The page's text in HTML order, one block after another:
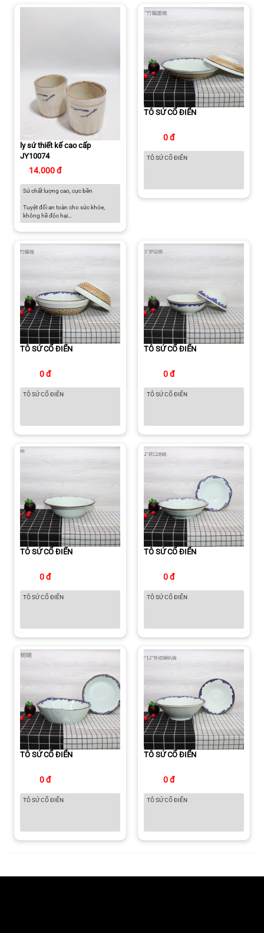
ly sứ thiết kế cao cấp
JY10074
14.000 đ
Sứ chất lượng cao, cực bền
Tuyệt đối an toàn cho sức khỏe,
không hề độc hại
Có thể sử dụng trong lò vi sóng, lò
TÔ SỨ CỔ ĐIỂN
0 đ
TÔ SỨ CỔ ĐIỂN
TÔ SỨ CỔ ĐIỂN
0 đ
TÔ SỨ CỔ ĐIỂN
TÔ SỨ CỔ ĐIỂN
0 đ
TÔ SỨ CỔ ĐIỂN
TÔ SỨ CỔ ĐIỂN
0 đ
TÔ SỨ CỔ ĐIỂN
TÔ SỨ CỔ ĐIỂN
0 đ
TÔ SỨ CỔ ĐIỂN
TÔ SỨ CỔ ĐIỂN
0 đ
TÔ SỨ CỔ ĐIỂN
TÔ SỨ CỔ ĐIỂN
0 đ
TÔ SỨ CỔ ĐIỂN